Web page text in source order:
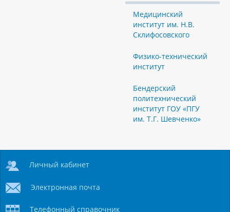
Медицинский
институт им. Н.В.
Склифосовского
Физико-технический
институт
Бендерский
политехнический
институт ГОУ «ПГУ
им. Т.Г. Шевченко»
Личный кабинет
Электронная почта
Телефонный справочник